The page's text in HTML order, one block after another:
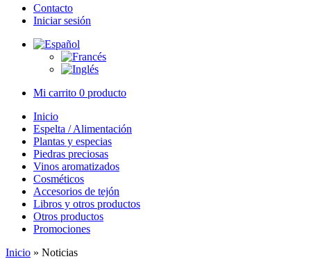
Contacto
Iniciar sesión
Mi carrito 0 producto
Inicio
Espelta / Alimentación
Plantas y especias
Piedras preciosas
Vinos aromatizados
Cosméticos
Accesorios de tejón
Libros y otros productos
Otros productos
Promociones
Inicio » Noticias